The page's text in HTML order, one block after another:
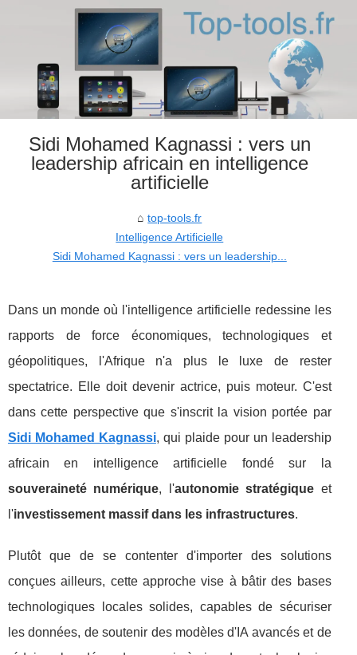
Sidi Mohamed Kagnassi : vers un
leadership africain en intelligence
artificielle
top-tools.fr
Intelligence Artificielle
Sidi Mohamed Kagnassi : vers un leadership...
Dans un monde où l'intelligence artificielle redessine les
rapports de force économiques, technologiques et
géopolitiques, l'Afrique n'a plus le luxe de rester
spectatrice. Elle doit devenir actrice, puis moteur. C'est
dans cette perspective que s'inscrit la vision portée par
Sidi Mohamed Kagnassi, qui plaide pour un leadership
africain en intelligence artificielle fondé sur la
souveraineté numérique, l'autonomie stratégique et
l'investissement massif dans les infrastructures.
Plutôt que de se contenter d'importer des solutions
conçues ailleurs, cette approche vise à bâtir des bases
technologiques locales solides, capables de sécuriser
les données, de soutenir des modèles d'IA avancés et de